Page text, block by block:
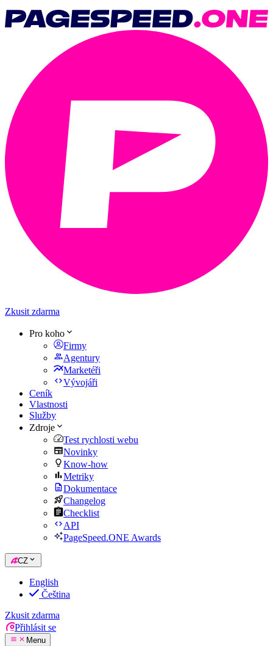
Zkusit zdarma
Pro koho
Firmy
Agentury
Marketéři
Vývojáři
Ceník
Vlastnosti
Služby
Zdroje
Test rychlosti webu
Novinky
Know-how
Metriky
Dokumentace
Changelog
Checklist
API
PageSpeed.ONE Awards
CZ
English
Čeština
Zkusit zdarma
Přihlásit se
Menu